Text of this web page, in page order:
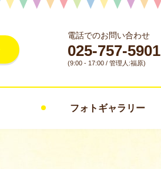
電話でのお問い合わせ
025-757-5901
(9:00 - 17:00 / 管理人:福原)
フォトギャラリー